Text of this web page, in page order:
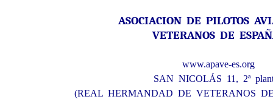
ASOCIACION DE PILOTOS
VETERANOS DE
www.apave-es.org
SAN NICOLÁS 11, 2ª
(REAL HERMANDAD DE VETERANOS